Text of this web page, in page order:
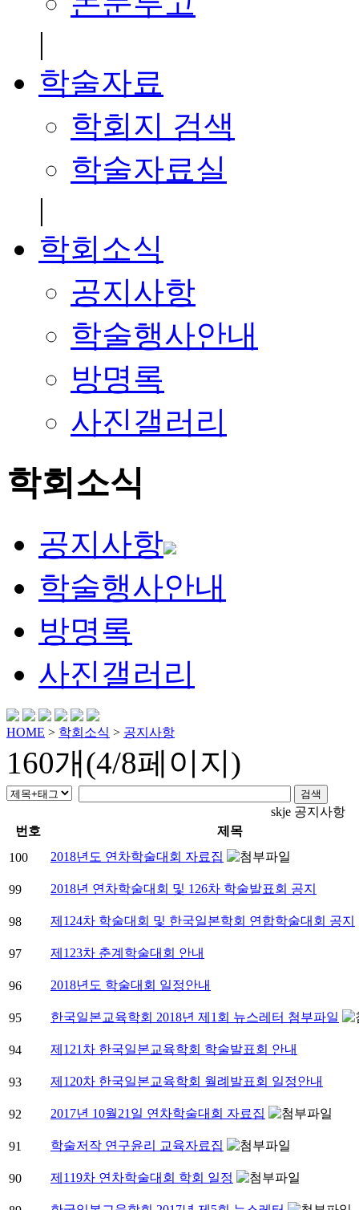
|
학술자료
학회지 검색
학술자료실
|
학회소식
공지사항
학술행사안내
방명록
사진갤러리
학회소식
공지사항
학술행사안내
방명록
사진갤러리
HOME > 학회소식 > 공지사항
160개(4/8페이지)
skje 공지사항
번호
제목
100
2018년도 연차학술대회 자료집
99 2018년 연차학술대회 및 126차 학술발표회 공지
98 제124차 학술대회 및 한국일본학회 연합학술대회 공지
97 제123차 춘계학술대회 안내
96 2018년도 학술대회 일정안내
95 한국일본교육학회 2018년 제1회 뉴스레터 첨부파일
94 제121차 한국일본교육학회 학술발표회 안내
93 제120차 한국일본교육학회 월례발표회 일정안내
92 2017년 10월21일 연차학술대회 자료집
91 학술저작 연구윤리 교육자료집
90 제119차 연차학술대회 학회 일정